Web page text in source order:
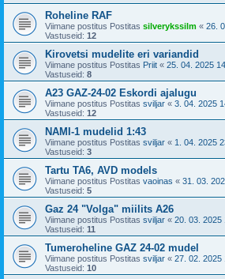
Roheline RAF
Viimane postitus Postitas silverykssilm « 26.
Vastuseid: 12
Kirovetsi mudelite eri variandid
Viimane postitus Postitas Priit « 25. 04. 2025
Vastuseid: 8
A23 GAZ-24-02 Eskordi ajalugu
Viimane postitus Postitas sviljar « 3. 04. 2025
Vastuseid: 12
NAMI-1 mudelid 1:43
Viimane postitus Postitas sviljar « 1. 04. 2025
Vastuseid: 3
Tartu TA6, AVD models
Viimane postitus Postitas vaoinas « 31. 03.
Vastuseid: 5
Gaz 24 "Volga" miilits A26
Viimane postitus Postitas sviljar « 20. 03. 2025
Vastuseid: 11
Tumeroheline GAZ 24-02 mudel
Viimane postitus Postitas sviljar « 27. 02. 2025
Vastuseid: 10